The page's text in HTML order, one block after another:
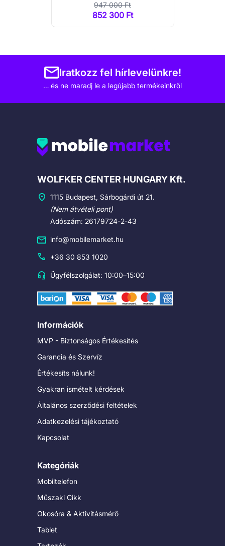
947 000 Ft
852 300 Ft
Iratkozz fel hírlevelünkre!
… és ne maradj le a legújabb termékeinkről
Cégadatok
WOLFKER CENTER HUNGARY Kft.
1115 Budapest, Sárbogárdi út 21.
(Nem átvételi pont)
Adószám: 26179724-2-43
info@mobilemarket.hu
+36 30 853 1020
Ügyfélszolgálat: 10:00–15:00
Információk
MVP - Biztonságos Értékesítés
Garancia és Szervíz
Értékesíts nálunk!
Gyakran ismételt kérdések
Általános szerződési feltételek
Adatkezelési tájékoztató
Kapcsolat
Kategóriák
Mobiltelefon
Műszaki Cikk
Okosóra & Aktivitásmérő
Tablet